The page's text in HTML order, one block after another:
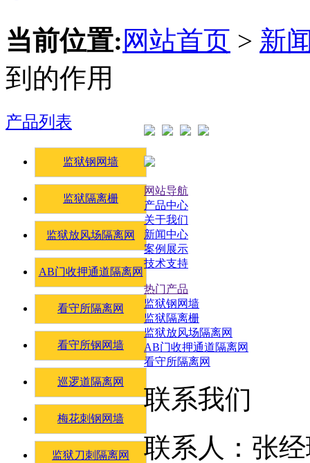
当前位置: 网站首页 > 新
到的作用
产品列表
监狱钢网墙
监狱隔离栅
监狱放风场隔离网
AB门收押通道隔离网
看守所隔离网
看守所钢网墙
巡逻道隔离网
梅花刺钢网墙
监狱刀刺隔离网
网站导航
产品中心
关于我们
新闻中心
案例展示
技术支持
热门产品
监狱钢网墙
监狱隔离栅
监狱放风场隔离网
AB门收押通道隔离网
看守所隔离网
联系我们
联系人：张